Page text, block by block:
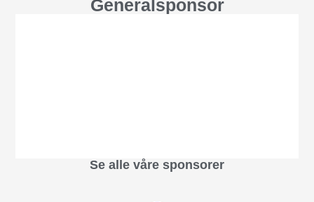
Generalsponsor
Se alle våre sponsorer